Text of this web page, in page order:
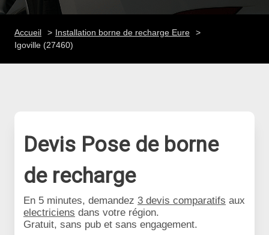
Accueil
Installation borne de recharge Eure
Igoville (27460)
Devis Pose de borne
de recharge
En 5 minutes, demandez 3 devis comparatifs aux
electriciens dans votre région.
Gratuit, sans pub et sans engagement.